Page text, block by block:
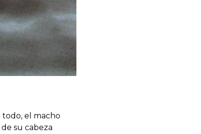
todo, el macho
su cabeza